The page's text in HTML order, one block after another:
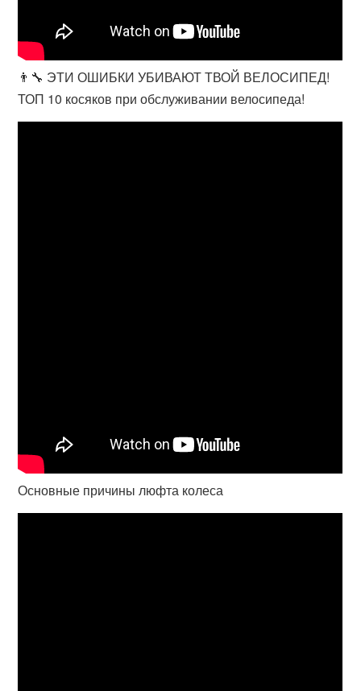
👨‍🔧 ЭТИ ОШИБКИ УБИВАЮТ ТВОЙ ВЕЛОСИПЕД!
ТОП 10 косяков при обслуживании велосипеда!
Основные причины люфта колеса